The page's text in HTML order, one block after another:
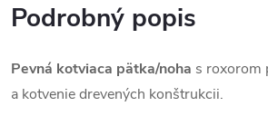
Podrobný popis
Pevná kotviaca pätka/noha s roxorom
a kotvenie drevených konštrukcii.